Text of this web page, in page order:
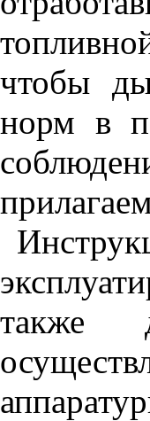
чтобы
норм в
также